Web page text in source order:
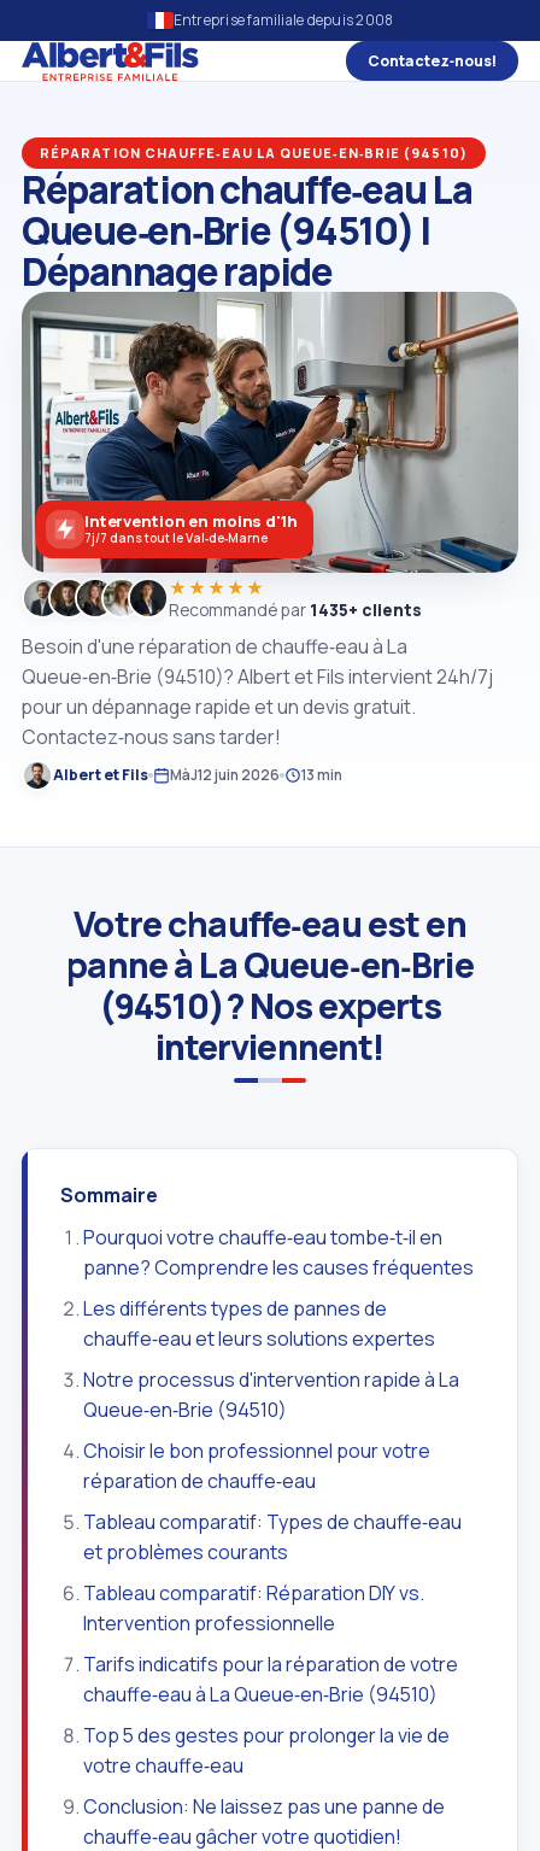
Entreprise familiale depuis 2008
Contactez‑nous!
RÉPARATION CHAUFFE‑EAU LA QUEUE‑EN‑BRIE (94510)
Réparation chauffe‑eau La
Queue‑en‑Brie (94510) |
Dépannage rapide
Besoin d'une réparation de chauffe‑eau à La
Queue‑en‑Brie (94510)? Albert et Fils intervient 24h/7j
pour un dépannage rapide et un devis gratuit.
Contactez‑nous sans tarder!
Albert et Fils MàJ12 juin 2026 13 min
★★★★★
Recommandé par 1435+ clients
Intervention en moins d'1h
7j/7 dans tout le Val‑de‑Marne
Votre chauffe‑eau est en
panne à La Queue‑en‑Brie
(94510)? Nos experts
interviennent!
Sommaire
Pourquoi votre chauffe‑eau tombe‑t‑il en
panne? Comprendre les causes fréquentes
Les différents types de pannes de
chauffe‑eau et leurs solutions expertes
Notre processus d'intervention rapide à La
Queue‑en‑Brie (94510)
Choisir le bon professionnel pour votre
réparation de chauffe‑eau
Tableau comparatif: Types de chauffe‑eau
et problèmes courants
Tableau comparatif: Réparation DIY vs.
Intervention professionnelle
Tarifs indicatifs pour la réparation de votre
chauffe‑eau à La Queue‑en‑Brie (94510)
Top 5 des gestes pour prolonger la vie de
votre chauffe‑eau
Conclusion: Ne laissez pas une panne de
chauffe‑eau gâcher votre quotidien!